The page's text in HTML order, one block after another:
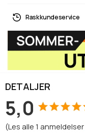
Rask kundeservice
DETALJER
5,0
(Les alle1 anmeldelser